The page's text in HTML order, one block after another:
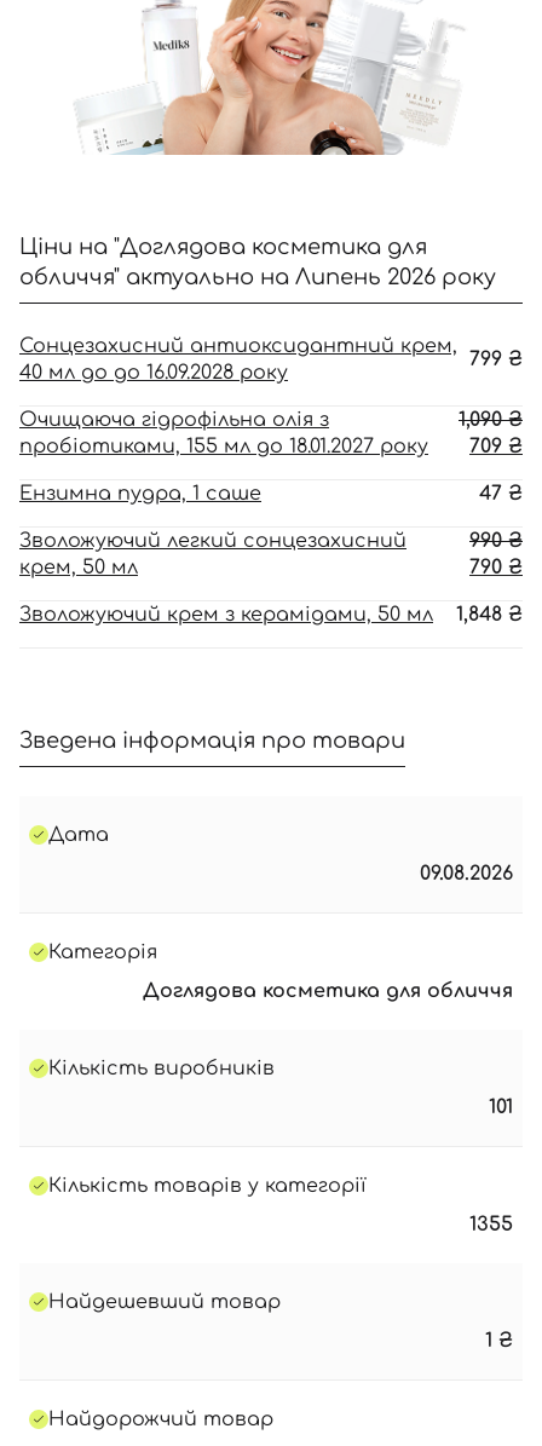
Ціни на "Доглядова косметика для
обличчя" актуально на Липень 2026 року
Сонцезахисний антиоксидантний крем,
40 мл до до 16.09.2028 року
799 ₴
Очищаюча гідрофільна олія з
пробіотиками, 155 мл до 18.01.2027 року
1,090₴
709 ₴
Ензимна пудра, 1 саше 47 ₴
Зволожуючий легкий сонцезахисний
крем, 50 мл
990₴
790 ₴
Зволожуючий крем з керамідами, 50 мл 1,848 ₴
Зведена інформація про товари
Дата
09.08.2026
Категорія
Доглядова косметика для обличчя
Кількість виробників
101
Кількість товарів у категорії
1355
Найдешевший товар
1 ₴
Найдорожчий товар